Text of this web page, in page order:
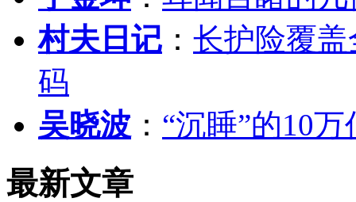
村夫日记 ： 长护险覆
码
吴晓波 ： “沉睡”的10
最新文章